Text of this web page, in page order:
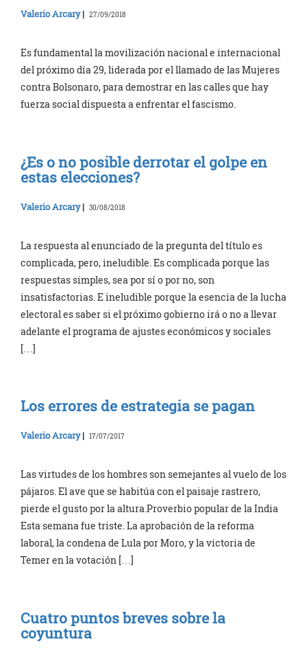
Valerio Arcary| 27/09/2018
Es fundamental la movilización nacional e internacional
del próximo día 29, liderada por el llamado de las Mujeres
contra Bolsonaro, para demostrar en las calles que hay
fuerza social dispuesta a enfrentar el fascismo.
¿Es o no posible derrotar el golpe en
estas elecciones?
Valerio Arcary| 30/08/2018
La respuesta al enunciado de la pregunta del título es
complicada, pero, ineludible. Es complicada porque las
respuestas simples, sea por sí o por no, son
insatisfactorias. E ineludible porque la esencia de la lucha
electoral es saber si el próximo gobierno irá o no a llevar
adelante el programa de ajustes económicos y sociales
[…]
Los errores de estrategia se pagan
Valerio Arcary| 17/07/2017
Las virtudes de los hombres son semejantes al vuelo de los
pájaros. El ave que se habitúa con el paisaje rastrero,
pierde el gusto por la altura.Proverbio popular de la India
Esta semana fue triste. La aprobación de la reforma
laboral, la condena de Lula por Moro, y la victoria de
Temer en la votación […]
Cuatro puntos breves sobre la
coyuntura